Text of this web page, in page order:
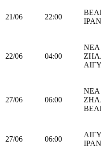
21/06 22:00
ΙΡΑΝ
22/06 04:00
ΝΕΑ
27/06 06:00
ΝΕΑ
27/06 06:00
ΙΡΑΝ